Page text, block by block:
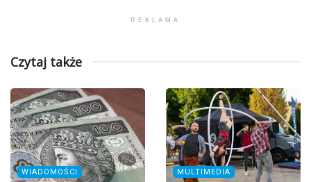
REKLAMA
Czytaj także
WIADOMOŚCI MULTIMEDIA